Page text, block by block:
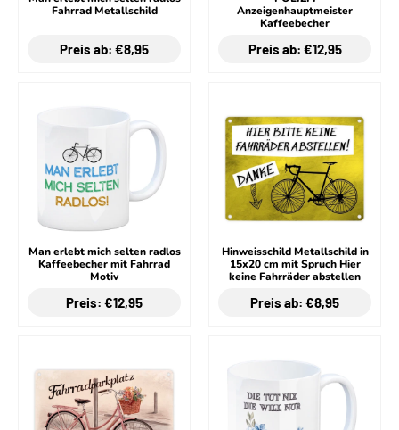
Fahrrad Metallschild
Preis ab: €8,95
Anzeigenhauptmeister
Kaffeebecher
Preis ab: €12,95
Man erlebt mich selten radlos
Kaffeebecher mit Fahrrad
Motiv
Preis: €12,95
Hinweisschild Metallschild in
15x20 cm mit Spruch Hier
keine Fahrräder abstellen
Preis ab: €8,95